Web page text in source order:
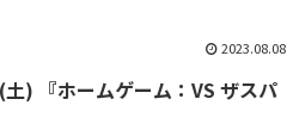
2023.08.08
) 『ホームゲーム：VS ザスパ